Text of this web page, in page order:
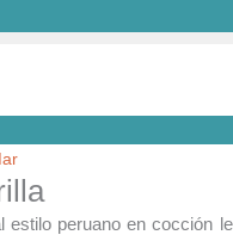
estilo peruano en cocción